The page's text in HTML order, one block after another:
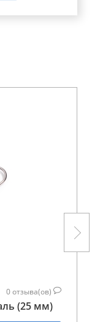
0отзыва(ов)
(25 мм)